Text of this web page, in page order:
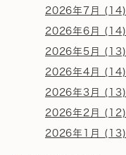
2026年7月 (14)
2026年6月 (14)
2026年5月 (13)
2026年4月 (14)
2026年3月 (13)
2026年2月 (12)
2026年1月 (13)